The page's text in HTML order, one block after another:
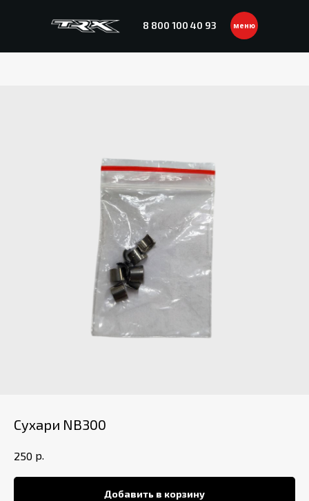
8 800 100 40 93 меню
Сухари NB300
250 р.
Добавить в корзину